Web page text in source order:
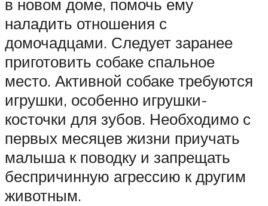
в новом доме, помочь ему
наладить отношения с
домочадцами. Следует заранее
приготовить собаке спальное
место. Активной собаке требуются
игрушки, особенно игрушки-
косточки для зубов. Необходимо с
первых месяцев жизни приучать
малыша к поводку и запрещать
беспричинную агрессию к другим
животным.